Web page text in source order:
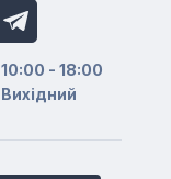
10:00 - 18:00
Вихідний